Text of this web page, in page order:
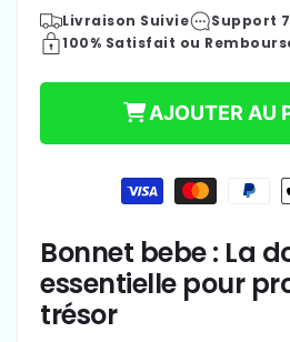
Prix
habituel
$42.00
quantité
de
Tout
quantité
de
|
Tout
Livraison Suivie
Support
100% Satisfait ou
AJOUTER AU
Bonnet bebe : La
essentielle pour
trésor